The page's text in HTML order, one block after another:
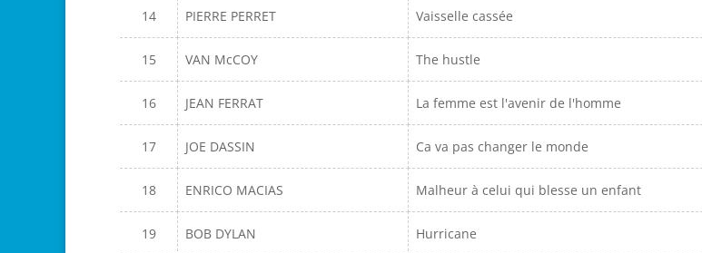
14 PIERRE PERRET Vaisselle cassée
15 VAN McCOY The hustle
16 JEAN FERRAT La femme est l'avenir de l'homme
17 JOE DASSIN Ca va pas changer le monde
18 ENRICO MACIAS Malheur à celui qui blesse un enfant
19 BOB DYLAN Hurricane